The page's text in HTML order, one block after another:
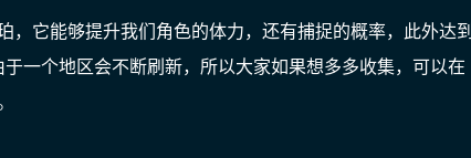
，它能够提升我们角色的体力，还有捕捉的概率，此外达到
一个地区会不断刷新，所以大家如果想多多收集，可以在